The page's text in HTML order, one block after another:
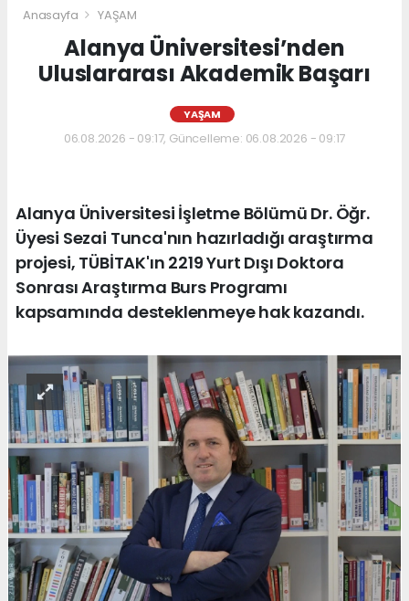
Anasayfa YAŞAM
Alanya Üniversitesi’nden
Uluslararası Akademik Başarı
YAŞAM
06.08.2026 - 09:17, Güncelleme: 06.08.2026 - 09:17
Alanya Üniversitesi İşletme Bölümü Dr. Öğr.
Üyesi Sezai Tunca'nın hazırladığı araştırma
projesi, TÜBİTAK'ın 2219 Yurt Dışı Doktora
Sonrası Araştırma Burs Programı
kapsamında desteklenmeye hak kazandı.